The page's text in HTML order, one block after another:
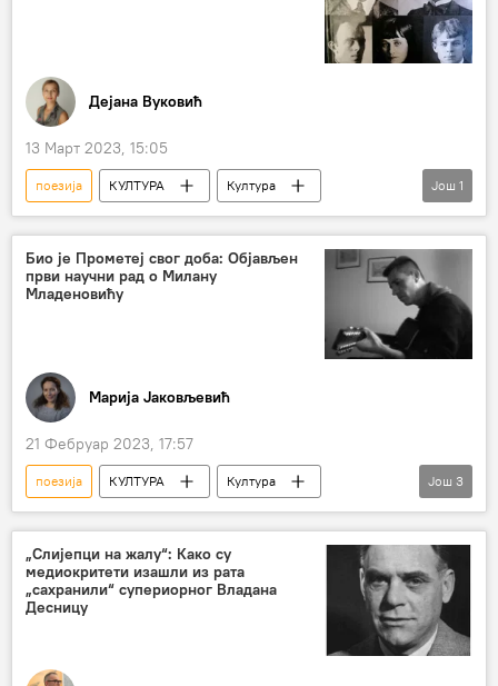
Дејана Вуковић
13 Март 2023, 15:05
поезија КУЛТУРА
Култура
Русија
књига
Још 1
Био је Прометеј свог доба: Објављен
први научни рад о Милану
Младеновићу
Марија Јаковљевић
21 Фебруар 2023, 17:57
поезија КУЛТУРА
Култура
Милан Младеновић
књига
рокенрол
Још 3
„Слијепци на жалу“: Како су
медиокритети изашли из рата
„сахранили“ супериорног Владана
Десницу